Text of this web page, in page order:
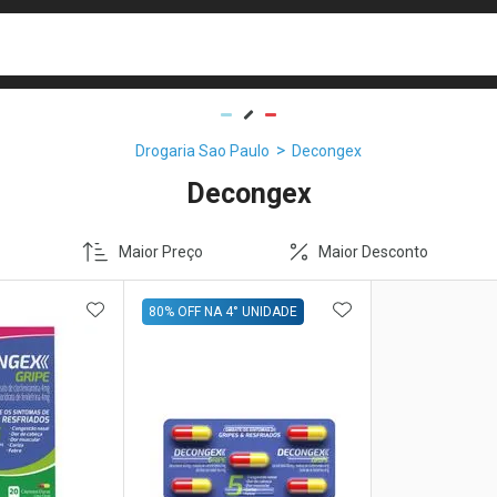
Drogaria Sao Paulo Decongex
Decongex
Maior Preço Maior Desconto
ADICIONAR AOS FAVORITOS
80% OFF NA 4° UNIDADE ADICIONAR AOS